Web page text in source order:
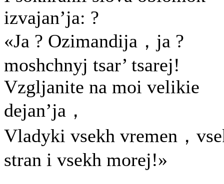
izvajan’ja: ?
«Ja ? Ozimandija，ja ?
moshchnyj tsar’ tsarej!
Vzgljanite na moi velikie
dejan’ja，
Vladyki vsekh vremen，
stran i vsekh morej!»